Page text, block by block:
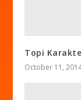
Topi
October 11,